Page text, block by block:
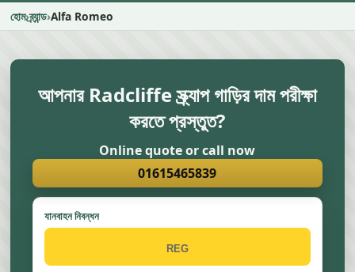
হোম ব্র্যান্ড Alfa Romeo
আপনার Radcliffe স্ক্র্যাপ গাড়ির দাম পরীক্ষা
করতে প্রস্তুত?
Online quote or call now
01615465839
যানবাহন নিবন্ধন